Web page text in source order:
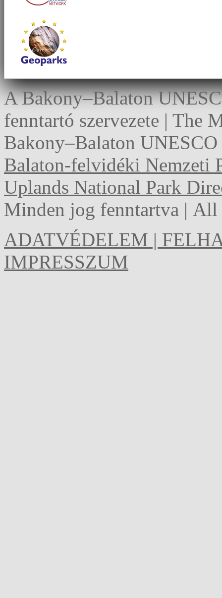
A Bakony–Balaton
fenntartó szervezete | The
Bakony–Balaton
Balaton-felvidéki Nemzeti
Uplands National Park
Minden jog fenntartva |
ADATVÉDELEM |
IMPRESSZUM